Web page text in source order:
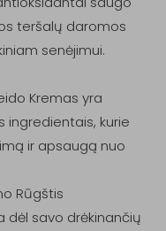
teršalų daromos
senėjimui.
Kremas yra
ingredientais, kurie
ir apsaugą nuo
Rūgštis
dėl savo drėkinančių